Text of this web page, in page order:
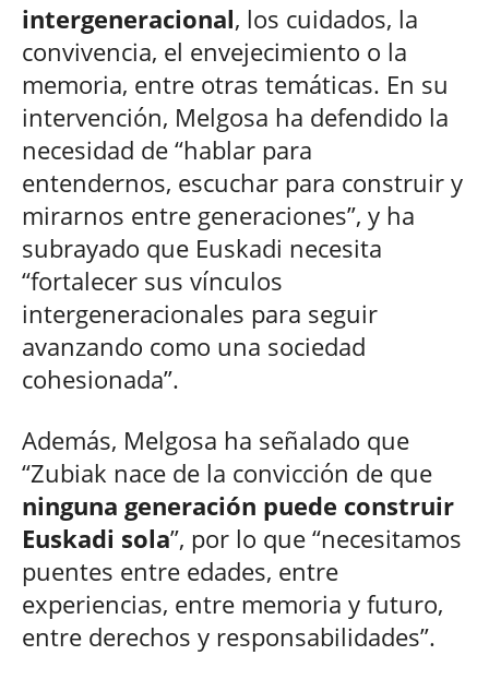
intergeneracional, los cuidados, la
convivencia, el envejecimiento o la
memoria, entre otras temáticas. En su
intervención, Melgosa ha defendido la
necesidad de “hablar para
entendernos, escuchar para construir y
mirarnos entre generaciones”, y ha
subrayado que Euskadi necesita
“fortalecer sus vínculos
intergeneracionales para seguir
avanzando como una sociedad
cohesionada”.
Además, Melgosa ha señalado que
“Zubiak nace de la convicción de que
ninguna generación puede construir
Euskadi sola”, por lo que “necesitamos
puentes entre edades, entre
experiencias, entre memoria y futuro,
entre derechos y responsabilidades”.